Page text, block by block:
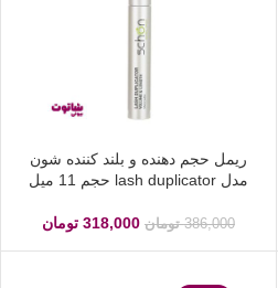
ریمل حجم دهنده و بلند کننده شون
مدل lash duplicator حجم 11 میل
386,000 تومان 318,000 تومان